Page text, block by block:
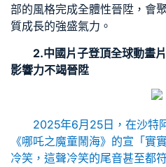
部的風格完成全體性晉陞，會
質成長的強盛氣力。
2.中國片子登頂全球動畫
影響力不竭晉陞
2025年6月25日，在沙特
《哪吒之魔童鬧海》的宣「實
冷笑，這聲冷笑的尾音甚至都